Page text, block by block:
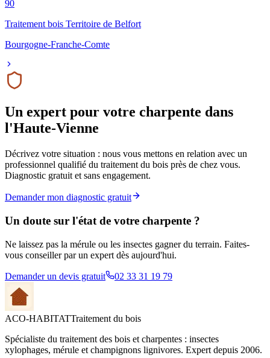
90
Traitement bois Territoire de Belfort
Bourgogne-Franche-Comte
Un expert pour votre charpente dans
l'Haute-Vienne
Décrivez votre situation : nous vous mettons en relation avec un
professionnel qualifié du traitement du bois près de chez vous.
Diagnostic gratuit et sans engagement.
Demander mon diagnostic gratuit
Un doute sur l'état de votre charpente ?
Ne laissez pas la mérule ou les insectes gagner du terrain. Faites-
vous conseiller par un expert dès aujourd'hui.
Demander un devis gratuit 02 33 31 19 79
ACO-HABITATTraitement du bois
Spécialiste du traitement des bois et charpentes : insectes
xylophages, mérule et champignons lignivores. Expert depuis 2006.